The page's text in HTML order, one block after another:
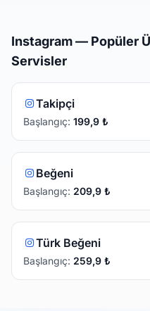
Instagram— Popüler
Servisler
Takipçi
Başlangıç: 199,9 ₺
Beğeni
Başlangıç: 209,9 ₺
Türk Beğeni
Başlangıç: 259,9 ₺